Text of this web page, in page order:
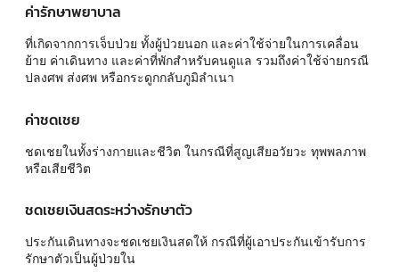
ค่ารักษาพยาบาล
ที่เกิดจากการเจ็บป่วย ทั้งผู้ป่วยนอก และค่าใช้จ่ายในการเคลื่อน
ย้าย ค่าเดินทาง และค่าที่พักสำหรับคนดูแล รวมถึงค่าใช้จ่ายกรณี
ปลงศพ ส่งศพ หรือกระดูกกลับภูมิลำเนา
ค่าชดเชย
ชดเชยในทั้งร่างกายและชีวิต ในกรณีที่สูญเสียอวัยวะ ทุพพลภาพ
หรือเสียชีวิต
ชดเชยเงินสดระหว่างรักษาตัว
ประกันเดินทางจะชดเชยเงินสดให้ กรณีที่ผู้เอาประกันเข้ารับการ
รักษาตัวเป็นผู้ป่วยใน